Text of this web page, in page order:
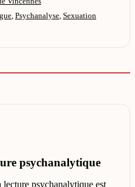
, Psychanalyse, Sexuation
psychanalytique
psychanalytique est